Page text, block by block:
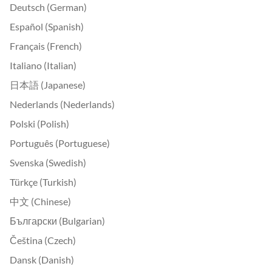
Deutsch (German)
Español (Spanish)
Français (French)
Italiano (Italian)
日本語 (Japanese)
Nederlands (Nederlands)
Polski (Polish)
Português (Portuguese)
Svenska (Swedish)
Türkçe (Turkish)
中文 (Chinese)
Български (Bulgarian)
Čeština (Czech)
Dansk (Danish)